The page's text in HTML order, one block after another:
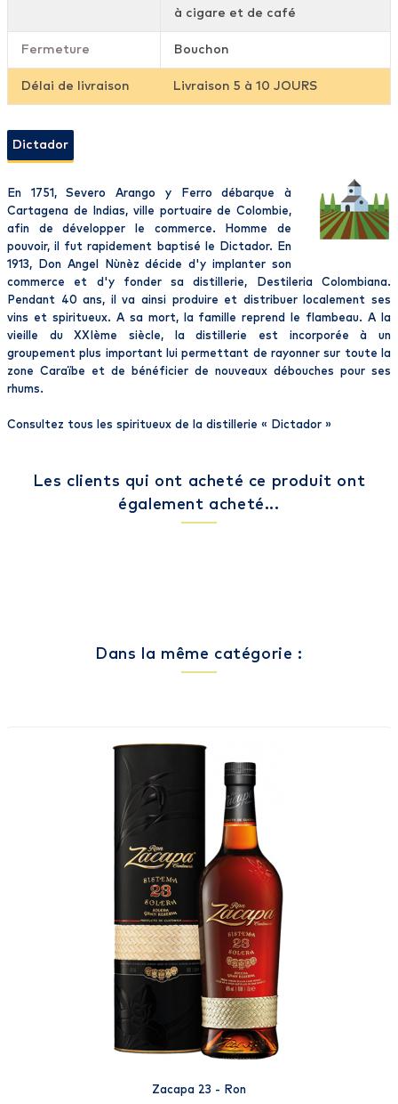
à cigare et de café
Fermeture Bouchon
Délai de livraison Livraison 5 à 10 JOURS
Dictador
En 1751, Severo Arango y Ferro débarque à
Cartagena de Indias, ville portuaire de Colombie,
afin de développer le commerce. Homme de
pouvoir, il fut rapidement baptisé le Dictador. En
1913, Don Angel Nùnèz décide d'y implanter son
commerce et d'y fonder sa distillerie, Destileria Colombiana.
Pendant 40 ans, il va ainsi produire et distribuer localement ses
vins et spiritueux. A sa mort, la famille reprend le flambeau. A la
vieille du XXIème siècle, la distillerie est incorporée à un
groupement plus important lui permettant de rayonner sur toute la
zone Caraïbe et de bénéficier de nouveaux débouches pour ses
rhums.
Consultez tous les spiritueux de la distillerie « Dictador »
Les clients qui ont acheté ce produit ont
également acheté...
Dans la même catégorie :
Zacapa 23 - Ron